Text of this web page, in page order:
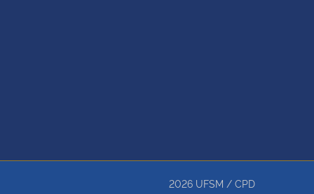
2026 UFSM / CPD